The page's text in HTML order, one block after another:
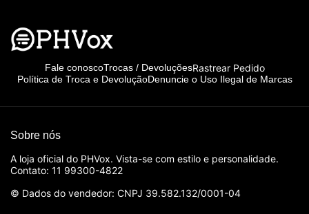
Fale conoscoTrocas / DevoluçõesRastrear Pedido
Política de Troca e DevoluçãoDenuncie o Uso Ilegal de Marcas
Sobre nós
A loja oficial do PHVox. Vista-se com estilo e personalidade.
Contato: 11 99300-4822
© Dados do vendedor: CNPJ 39.582.132/0001-04